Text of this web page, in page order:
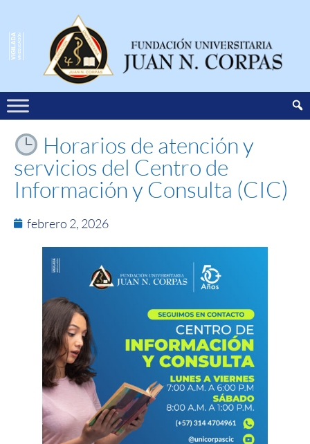
Horarios de atención y
servicios del Centro de
Información y Consulta (CIC)
febrero 2, 2026